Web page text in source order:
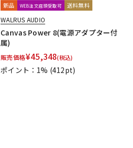
新品 WEB注文店頭受取可 送料無料
WALRUS AUDIO
Canvas Power 8(電源アダプター付
属)
販売価格¥45,348(税込)
ポイント：1% (412pt)